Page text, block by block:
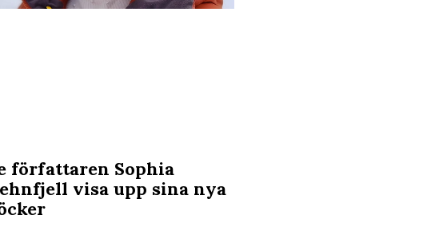
författaren Sophia
visa upp sina nya